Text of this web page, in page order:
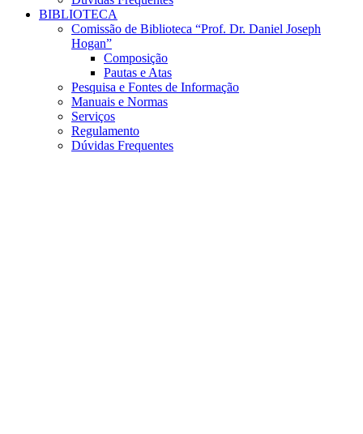
BIBLIOTECA
Comissão de Biblioteca “Prof. Dr. Daniel Joseph
Hogan”
Composição
Pautas e Atas
Pesquisa e Fontes de Informação
Manuais e Normas
Serviços
Regulamento
Dúvidas Frequentes